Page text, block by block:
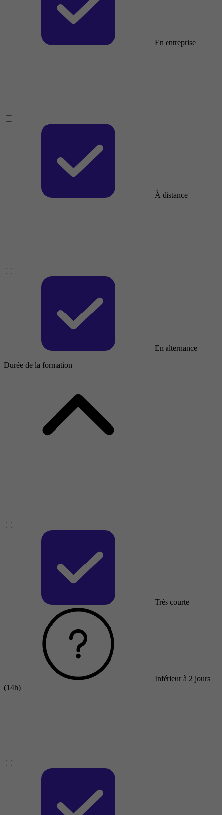
En entreprise
À distance
En alternance
Durée de la formation
Très courte
Inférieur à 2 jours
(14h)